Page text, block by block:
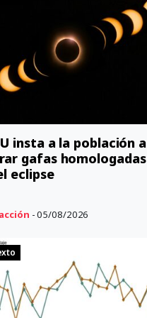
insta a la población a
gafas homologadas
eclipse
- 05/08/2026